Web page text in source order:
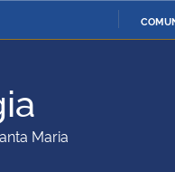
Ministério da Defesa
Ministério da Cidadania
Maria